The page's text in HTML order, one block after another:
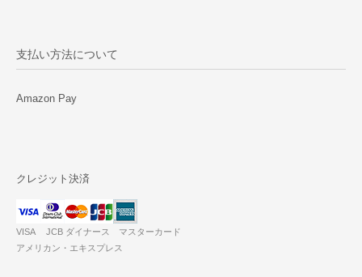
支払い方法について
Amazon Pay
クレジット決済
VISA JCB ダイナース マスターカード
アメリカン・エキスプレス